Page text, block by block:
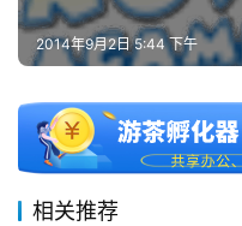
5
第
三
届
金
茶
2014年9月2日 5:44 下午
相关推荐